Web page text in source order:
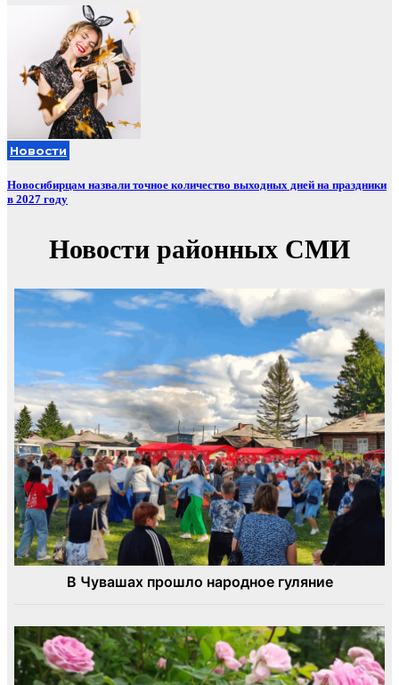
Новости
Новосибирцам назвали точное количество выходных дней на праздники
в 2027 году